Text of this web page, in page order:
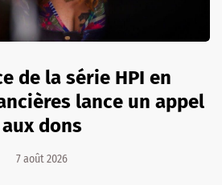
de la série HPI en
lance un appel
aux dons
7 août 2026